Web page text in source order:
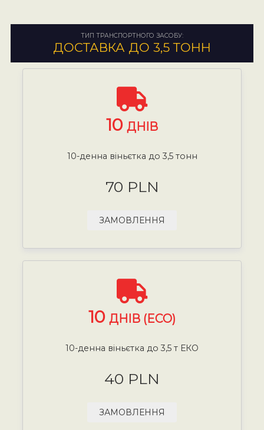
ТИП ТРАНСПОРТНОГО ЗАСОБУ:
ДОСТАВКА ДО 3,5 ТОНН
10 ДНІВ
10-денна віньєтка до 3,5 тонн
70 PLN
ЗАМОВЛЕННЯ
10 ДНІВ (ECO)
10-денна віньєтка до 3,5 т ЕКО
40 PLN
ЗАМОВЛЕННЯ